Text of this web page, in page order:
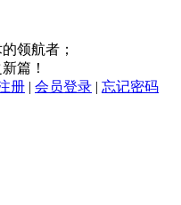
领航者；
篇！
册 | 会员登录 | 忘记密码